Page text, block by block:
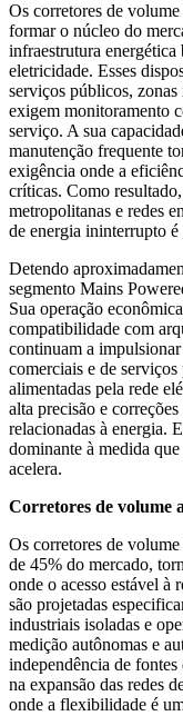
Os corretores de
formar o núcleo do
infraestrutura energética
eletricidade. Esses
serviços públicos,
exigem monitoramento
serviço. A sua
manutenção frequente
exigência onde a
críticas. Como
metropolitanas e redes
de energia ininterrupto é
Detendo
segmento Mains
Sua operação
compatibilidade com
continuam a
comerciais e de
alimentadas pela rede
alta precisão e
relacionadas à energia.
dominante à medida
acelera.
Corretores de volume
Os corretores de
de 45% do mercado,
onde o acesso estável à
são projetadas
industriais isoladas e
medição autônomas e
independência de fontes
na expansão das redes
onde a flexibilidade é